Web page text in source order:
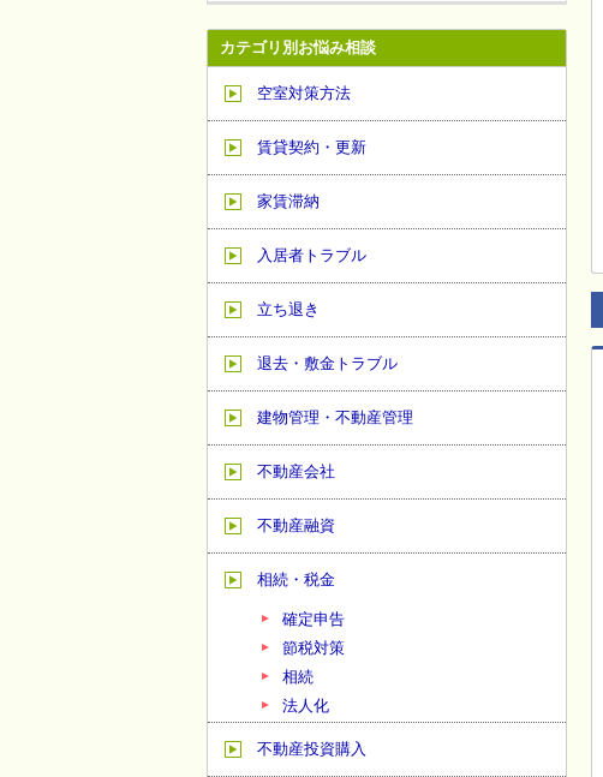
カテゴリ別お悩み相談
空室対策方法
賃貸契約・更新
家賃滞納
入居者トラブル
立ち退き
退去・敷金トラブル
建物管理・不動産管理
不動産会社
不動産融資
相続・税金
確定申告
節税対策
相続
法人化
不動産投資購入